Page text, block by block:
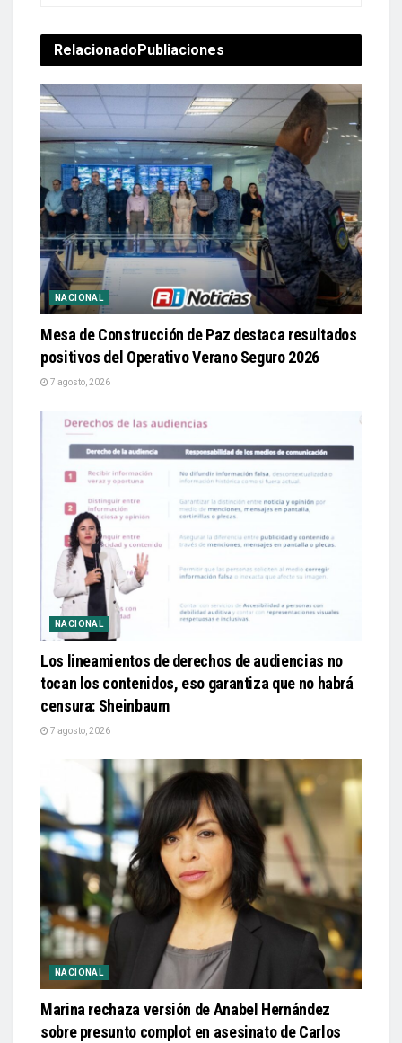
RelacionadoPubliaciones
NACIONAL
Mesa de Construcción de Paz destaca resultados
positivos del Operativo Verano Seguro 2026
7 agosto, 2026
NACIONAL
Los lineamientos de derechos de audiencias no
tocan los contenidos, eso garantiza que no habrá
censura: Sheinbaum
7 agosto, 2026
NACIONAL
Marina rechaza versión de Anabel Hernández
sobre presunto complot en asesinato de Carlos